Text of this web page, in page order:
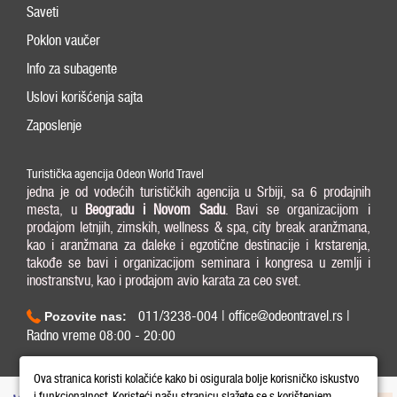
Saveti
Poklon vaučer
Info za subagente
Uslovi korišćenja sajta
Zaposlenje
Turistička agencija Odeon World Travel
jedna je od vodećih turističkih agencija u Srbiji, sa 6 prodajnih
mesta, u Beogradu i Novom Sadu. Bavi se organizacijom i
prodajom letnjih, zimskih, wellness & spa, city break aranžmana,
kao i aranžmana za daleke i egzotične destinacije i krstarenja,
takođe se bavi i organizacijom seminara i kongresa u zemlji i
inostranstvu, kao i prodajom avio karata za ceo svet.
Pozovite nas:
011/3238-004 | office@odeontravel.rs |
Radno vreme 08:00 - 20:00
Ova stranica koristi kolačiće kako bi osigurala bolje korisničko iskustvo